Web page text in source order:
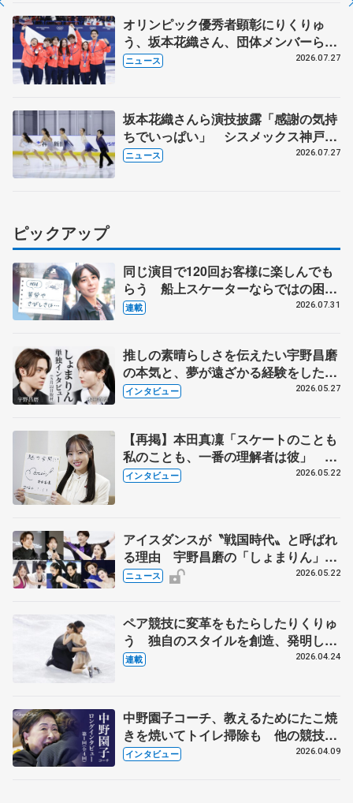
オリンピック優秀者顕彰にりくりゅ
う、坂本花織さん、団体メンバーら
8月7日に文科省が表彰式、ブルーノ・
ニュース 2026.07.27
坂本花織さんら演技披露「感謝の気持
ちでいっぱい」 シスメックス神戸ア
イスキャンパス開場1周年イベント
ニュース 2026.07.27
ピックアップ
同じ演目で120回お客様に楽しんでも
らう 船上スケーターならではの困難
とは 影響あったPIW前キャプテン松
連載 2026.07.31
推しの素晴らしさを伝えたい宇野昌磨
の本気と、夢が遠ざかる経験をした本
田真凜の覚悟
インタビュー 2026.05.27
【再掲】本田真凜「スケートのことも
私のことも、一番の理解者は彼」 引
退時の単独インタビューで語った競技
インタビュー 2026.05.22
アイスダンスが〝戦国時代〟と呼ばれ
る理由 宇野昌磨の「しょまりん」ら
実力者が相次いで参戦 国内の競争激
ニュース 2026.05.22
ペア競技に変革をもたらしたりくりゅ
う 独自のスタイルを創造、発明した
【引退発表後②】
連載 2026.04.24
中野園子コーチ、教えるためにたこ焼
きを焼いてトイレ掃除も 他の競技に
も通用するという坂本花織の筋肉
インタビュー 2026.04.09